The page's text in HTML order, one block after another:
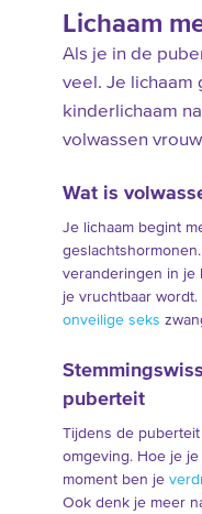
Lichaam
Als je in de
veel. Je lichaam
kinderlichaam
volwassen
Wat is
Je lichaam begint
veranderingen in je
je vruchtbaar
onveilige seks
puberteit
Tijdens de
omgeving. Hoe je
moment ben je
Ook denk je meer